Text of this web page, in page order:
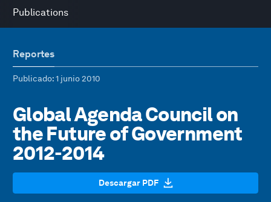
Publications
Reportes
Publicado: 1 junio 2010
Global Agenda Council on
the Future of Government
2012-2014
Descargar PDF